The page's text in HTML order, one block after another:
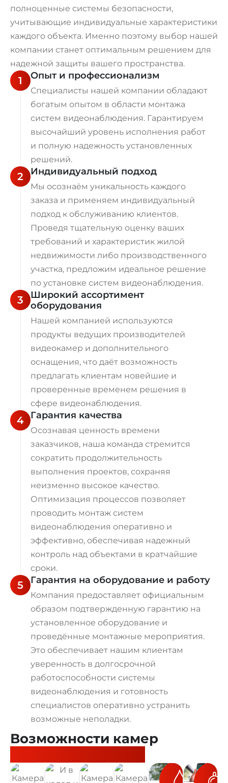
полноценные системы безопасности,
учитывающие индивидуальные характеристики
каждого объекта. Именно поэтому выбор нашей
компании станет оптимальным решением для
надежной защиты вашего пространства.
1 Опыт и профессионализм
Специалисты нашей компании обладают
богатым опытом в области монтажа
систем видеонаблюдения. Гарантируем
высочайший уровень исполнения работ
и полную надежность установленных
решений.
2 Индивидуальный подход
Мы осознаём уникальность каждого
заказа и применяем индивидуальный
подход к обслуживанию клиентов.
Проведя тщательную оценку ваших
требований и характеристик жилой
недвижимости либо производственного
участка, предложим идеальное решение
по установке систем видеонаблюдения.
3
Широкий ассортимент
оборудования
Нашей компанией используются
продукты ведущих производителей
видеокамер и дополнительного
оснащения, что даёт возможность
предлагать клиентам новейшие и
проверенные временем решения в
сфере видеонаблюдения.
4 Гарантия качества
Осознавая ценность времени
заказчиков, наша команда стремится
сократить продолжительность
выполнения проектов, сохраняя
неизменно высокое качество.
Оптимизация процессов позволяет
проводить монтаж систем
видеонаблюдения оперативно и
эффективно, обеспечивая надежный
контроль над объектами в кратчайшие
сроки.
5 Гарантия на оборудование и работу
Компания предоставляет официальным
образом подтвержденную гарантию на
установленное оборудование и
проведённые монтажные мероприятия.
Это обеспечивает нашим клиентам
уверенность в долгосрочной
работоспособности системы
видеонаблюдения и готовность
специалистов оперативно устранить
возможные неполадки.
Возможности камер